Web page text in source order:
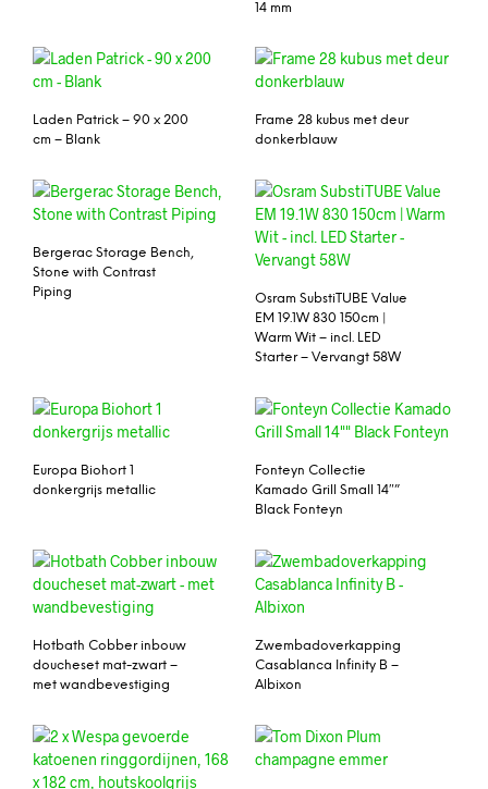
14 mm
Laden Patrick – 90 x 200
cm – Blank
Frame 28 kubus met deur
donkerblauw
Bergerac Storage Bench,
Stone with Contrast
Piping
Osram SubstiTUBE Value
EM 19.1W 830 150cm |
Warm Wit – incl. LED
Starter – Vervangt 58W
Europa Biohort 1
donkergrijs metallic
Fonteyn Collectie
Kamado Grill Small 14″”
Black Fonteyn
Hotbath Cobber inbouw
doucheset mat-zwart –
met wandbevestiging
Zwembadoverkapping
Casablanca Infinity B –
Albixon